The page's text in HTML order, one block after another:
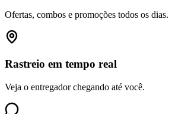
Ofertas, combos e promoções todos os dias.
Rastreio em tempo real
Veja o entregador chegando até você.